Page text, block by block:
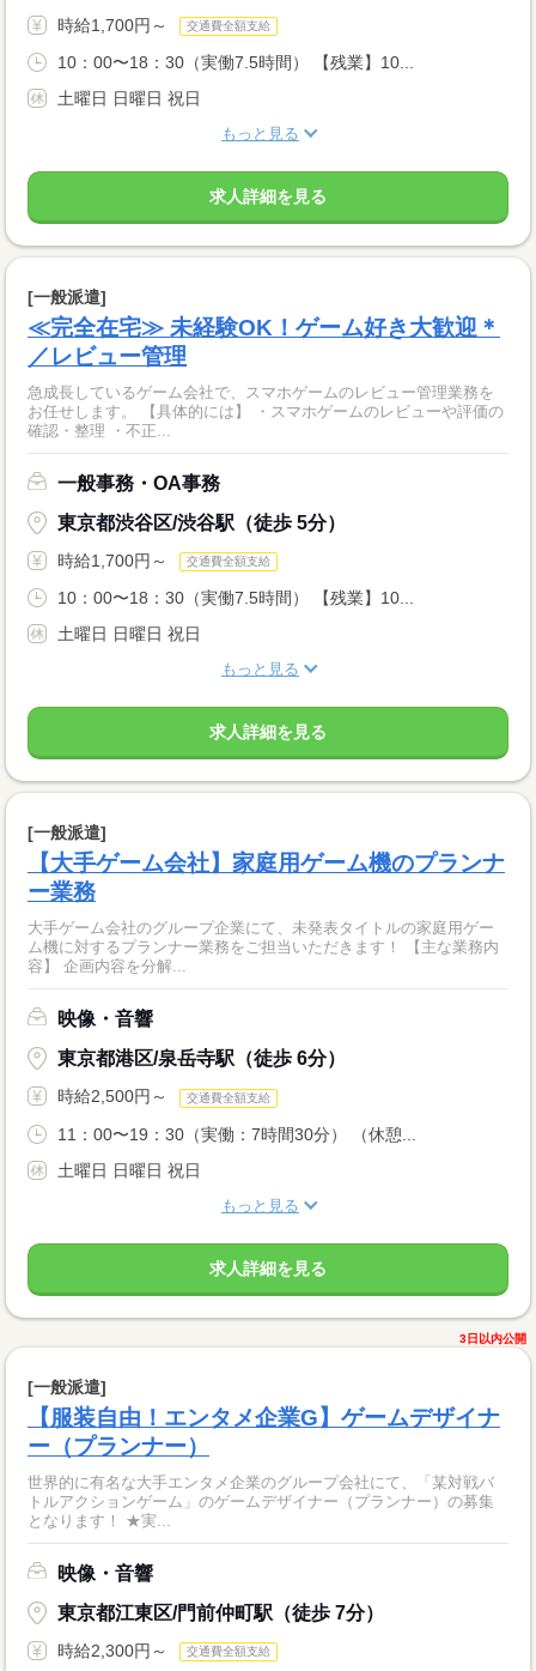
時給1,700円～ 交通費全額支給
10：00〜18：30（実働7.5時間） 【残業】10...
土曜日 日曜日 祝日
もっと見る
求人詳細を見る
[一般派遣]
≪完全在宅≫ 未経験OK！ゲーム好き大歓迎＊
／レビュー管理
急成長しているゲーム会社で、スマホゲームのレビュー管理業務を
お任せします。 【具体的には】 ・スマホゲームのレビューや評価の
確認・整理 ・不正...
一般事務・OA事務
東京都渋谷区/渋谷駅（徒歩 5分）
時給1,700円～ 交通費全額支給
10：00〜18：30（実働7.5時間） 【残業】10...
土曜日 日曜日 祝日
もっと見る
求人詳細を見る
[一般派遣]
【大手ゲーム会社】家庭用ゲーム機のプランナ
ー業務
大手ゲーム会社のグループ企業にて、未発表タイトルの家庭用ゲー
ム機に対するプランナー業務をご担当いただきます！ 【主な業務内
容】 企画内容を分解...
映像・音響
東京都港区/泉岳寺駅（徒歩 6分）
時給2,500円～ 交通費全額支給
11：00〜19：30（実働：7時間30分） （休憩...
土曜日 日曜日 祝日
もっと見る
求人詳細を見る
3日以内公開
[一般派遣]
【服装自由！エンタメ企業G】ゲームデザイナ
ー（プランナー）
世界的に有名な大手エンタメ企業のグループ会社にて、「某対戦バ
トルアクションゲーム」のゲームデザイナー（プランナー）の募集
となります！ ★実...
映像・音響
東京都江東区/門前仲町駅（徒歩 7分）
時給2,300円～ 交通費全額支給